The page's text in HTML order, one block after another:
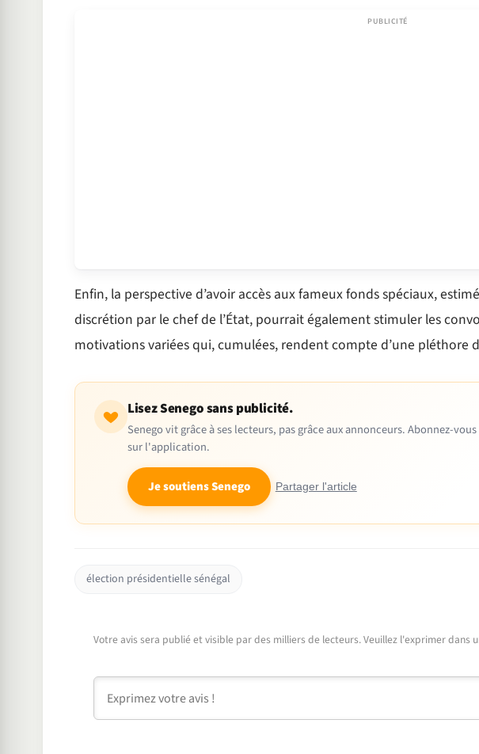
Enfin, la perspective d’avoir accès aux fameux fonds spéciaux,
discrétion par le chef de l’État, pourrait également stimuler les
motivations variées qui, cumulées, rendent compte d’une pléthore
Lisez Senego sans publicité.
Senego vit grâce à ses lecteurs, pas grâce aux annonceurs. Abonnez-
sur l'application.
Je soutiens Senego Partager l'article
élection présidentielle sénégal
Votre avis sera publié et visible par des milliers de lecteurs. Veuillez l'exprimer dans